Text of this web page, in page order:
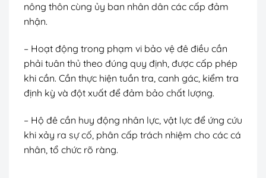
nông thôn cùng ủy ban nhân dân các cấp đảm
nhận.
– Hoạt động trong phạm vi bảo vệ đê điều cần
phải tuân thủ theo đúng quy định, được cấp phép
khi cần. Cần thực hiện tuần tra, canh gác, kiểm tra
định kỳ và đột xuất để đảm bảo chất lượng.
– Hộ đê cần huy động nhân lực, vật lực để ứng cứu
khi xảy ra sự cố, phân cấp trách nhiệm cho các cá
nhân, tổ chức rõ ràng.